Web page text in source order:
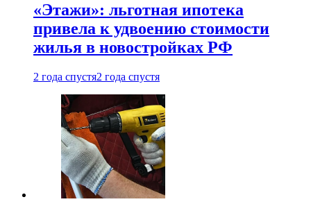
«Этажи»: льготная ипотека
привела к удвоению стоимости
жилья в новостройках РФ
2 года спустя2 года спустя